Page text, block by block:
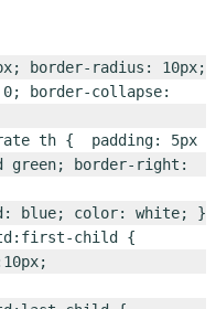
border-radius: 10px;
border-collapse:
th {  padding: 5px
green; border-right:
blue; color: white; }
child {